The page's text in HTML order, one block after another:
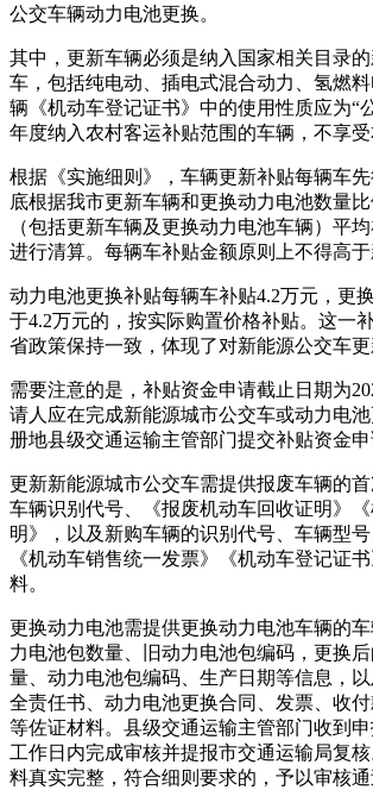
公交车辆动力电池更换。
其中，更新车辆必须是纳入国家相关目录
车，包括纯电动、插电式混合动力、氢燃
辆《机动车登记证书》中的使用性质应为“
年度纳入农村客运补贴范围的车辆，不享受
根据《实施细则》，车辆更新补贴每辆车
底根据我市更新车辆和更换动力电池数量
（包括更新车辆及更换动力电池车辆）平
进行清算。每辆车补贴金额原则上不得高于
动力电池更换补贴每辆车补贴4.2万元，更
于4.2万元的，按实际购置价格补贴。这一
省政策保持一致，体现了对新能源公交车更
需要注意的是，补贴资金申请截止日期为
请人应在完成新能源城市公交车或动力电
册地县级交通运输主管部门提交补贴资金申
更新新能源城市公交车需提供报废车辆的首
车辆识别代号、《报废机动车回收证明》
明》，以及新购车辆的识别代号、车辆型号
《机动车销售统一发票》《机动车登记证
料。
更换动力电池需提供更换动力电池车辆的
力电池包数量、旧动力电池包编码，更换
量、动力电池包编码、生产日期等信息，
全责任书、动力电池更换合同、发票、收
等佐证材料。县级交通运输主管部门收到
工作日内完成审核并提报市交通运输局复
料真实完整，符合细则要求的，予以审核通